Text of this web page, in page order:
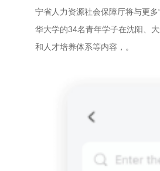
宁省人力资源社会保障厅将与更
华大学的34名青年学子在沈阳、
和人才培养体系等内容，。